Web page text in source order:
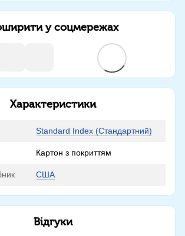
у соцмережах
Характеристики
Standard Index (Стандартний)
Картон з покриттям
США
Відгуки